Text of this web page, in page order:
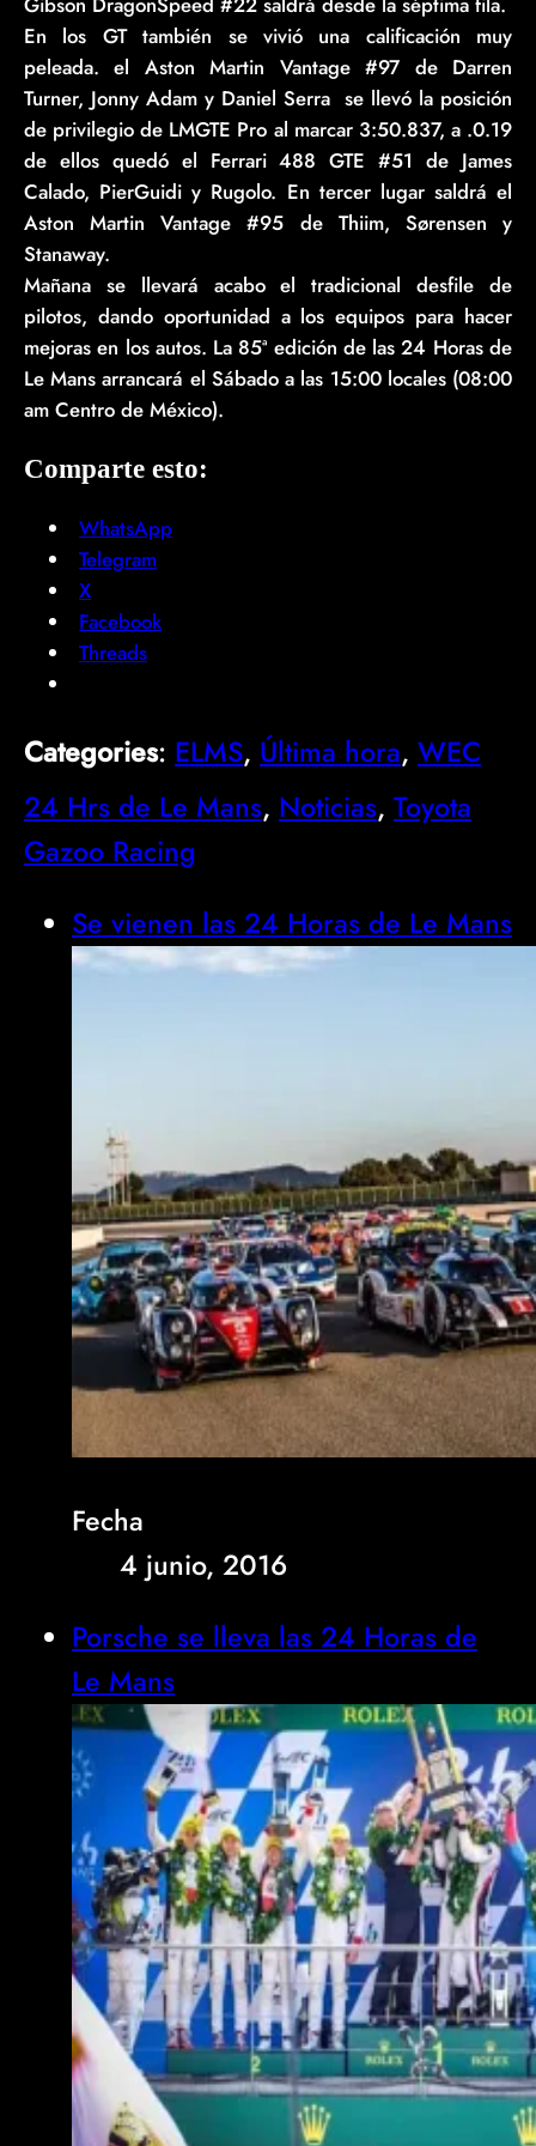
En los GT también se vivió una calificación muy
peleada. el Aston Martin Vantage #97 de Darren
Turner, Jonny Adam y Daniel Serra se llevó la posición
de privilegio de LMGTE Pro al marcar 3:50.837, a .0.19
de ellos quedó el Ferrari 488 GTE #51 de James
Calado, PierGuidi y Rugolo. En tercer lugar saldrá el
Aston Martin Vantage #95 de Thiim, Sørensen y
Stanaway.
Mañana se llevará acabo el tradicional desfile de
pilotos, dando oportunidad a los equipos para hacer
mejoras en los autos. La 85ª edición de las 24 Horas de
Le Mans arrancará el Sábado a las 15:00 locales (08:00
am Centro de México).
Comparte esto:
WhatsApp
Telegram
X
Facebook
Threads
Categories: ELMS, Última hora, WEC
24 Hrs de Le Mans, Noticias, Toyota
Gazoo Racing
Se vienen las 24 Horas de Le Mans
Fecha
4 junio, 2016
Porsche se lleva las 24 Horas de
Le Mans